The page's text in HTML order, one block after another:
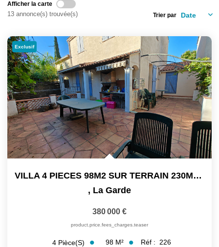
Afficher la carte
13 annonce(s) trouvée(s) Trier par
Exclusif
VILLA 4 PIECES 98M2 SUR TERRAIN 230M2 LA GARDE
, La Garde
380 000 €
product.price.fees_charges.teaser
4 Pièce(s) 98 M² Réf : 226